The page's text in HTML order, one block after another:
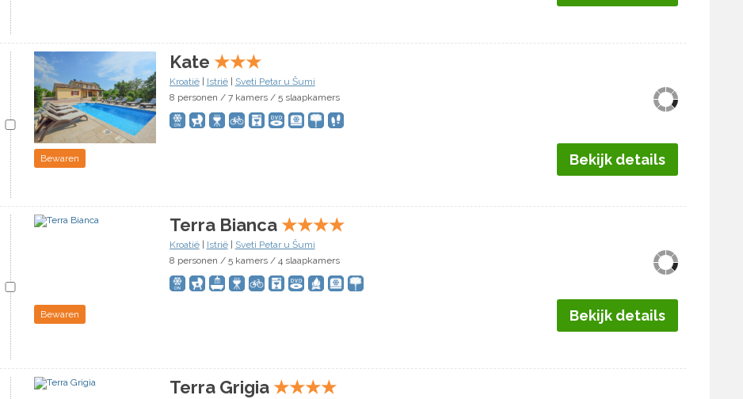
Kate ★★★
Kroatië| Istrië|
Sveti Petar u Šumi
8 personen / 7 kamers / 5 slaapkamers
Bewaren Bekijk details
Terra Bianca ★★★★
Kroatië| Istrië| Sveti Petar u Šumi
8 personen / 5 kamers / 4 slaapkamers
Bewaren Bekijk details
Terra Grigia ★★★★